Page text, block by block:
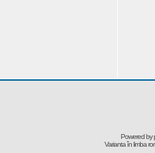
Powered by
Varianta în limba